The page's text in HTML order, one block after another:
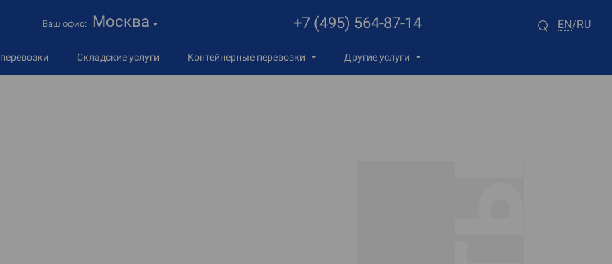
Ваш офис: Москва +7 (495) 564-87-14 EN/RU
перевозки Складские услуги Контейнерные перевозки Другие услуги